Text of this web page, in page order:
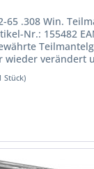
65 .308 Win.
Nr.: 155482
wieder verändert
Stück)